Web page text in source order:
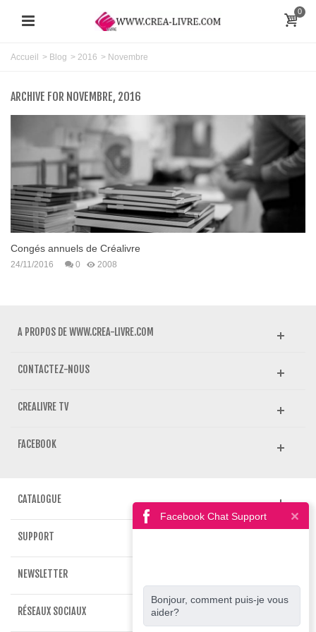
0
Accueil > Blog > 2016 > Novembre
ARCHIVE FOR NOVEMBRE, 2016
Congés annuels de Créalivre
24/11/2016 0 2008
A PROPOS DE WWW.CREA-LIVRE.COM
CONTACTEZ-NOUS
CREALIVRE TV
FACEBOOK
CATALOGUE
SUPPORT
NEWSLETTER
RÉSEAUX SOCIAUX
Facebook Chat Support
Bonjour, comment puis-je vous
aider?